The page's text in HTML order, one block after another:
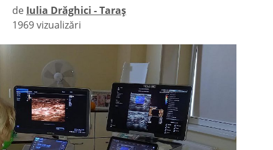
de Iulia Drăghici - Taraș
|
1969 vizualizări